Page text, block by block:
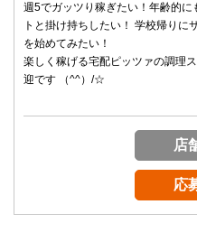
週5でガッツり稼ぎたい！年齢的
トと掛け持ちしたい！ 学校帰りに
を始めてみたい！
楽しく稼げる宅配ピッツァの調理
迎です （^^）/☆
店
応